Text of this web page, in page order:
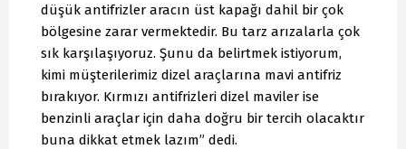
düşük antifrizler aracın üst kapağı dahil bir çok
bölgesine zarar vermektedir. Bu tarz arızalarla çok
sık karşılaşıyoruz. Şunu da belirtmek istiyorum,
kimi müşterilerimiz dizel araçlarına mavi antifriz
bırakıyor. Kırmızı antifrizleri dizel maviler ise
benzinli araçlar için daha doğru bir tercih olacaktır
buna dikkat etmek lazım” dedi.